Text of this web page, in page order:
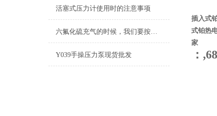
活塞式压力计使用时的注意事项
六氟化硫充气的时候，我们要按照步骤来操作才能保证安全
Y039手操压力泵现货批发
插入式
式铂热
家
：